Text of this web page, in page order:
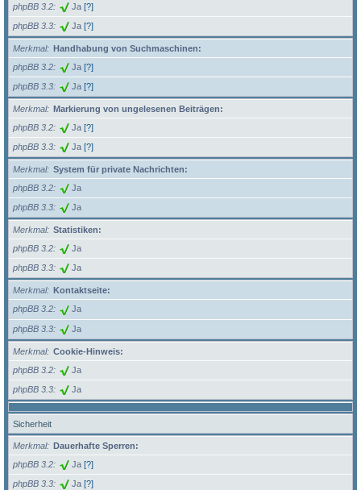
phpBB 3.2
Ja [?]
phpBB 3.3 Ja [?]
Merkmal
Handhabung von Suchmaschinen:
phpBB 3.2
Ja [?]
phpBB 3.3 Ja [?]
Merkmal
Markierung von ungelesenen Beiträgen:
phpBB 3.2
Ja [?]
phpBB 3.3 Ja [?]
Merkmal
System für private Nachrichten:
phpBB 3.2
Ja
phpBB 3.3 Ja
Merkmal
Statistiken:
phpBB 3.2
Ja
phpBB 3.3 Ja
Merkmal
Kontaktseite:
phpBB 3.2
Ja
phpBB 3.3 Ja
Merkmal
Cookie-Hinweis:
phpBB 3.2
Ja
phpBB 3.3 Ja
Sicherheit
Merkmal
Dauerhafte Sperren:
phpBB 3.2
Ja [?]
phpBB 3.3 Ja [?]